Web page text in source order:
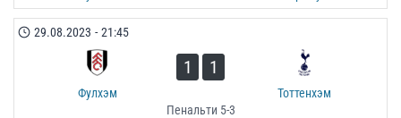
29.08.2023 - 21:45
Фулхэм
1 1
Тоттенхэм
Пенальти 5-3